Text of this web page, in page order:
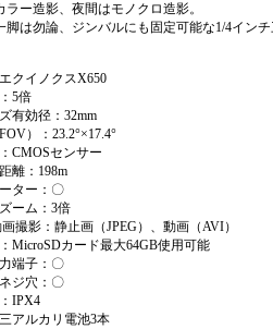
ラー造影、夜間はモノクロ造影。
脚は勿論、ジンバルにも固定可能な1/4イン
クイノクスX650
5倍
有効径：32mm
）：23.2°×17.4°
CMOSセンサー
離：198m
ター：〇
ーム：3倍
撮影：静止画（JPEG）、動画（AVI）
MicroSDカード最大64GB使用可能
端子：〇
ジ穴：〇
IPX4
アルカリ電池3本